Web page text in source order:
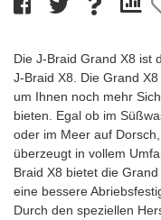
Die J-Braid Grand X8 ist
J-Braid X8. Die Grand
um Ihnen noch mehr
bieten. Egal ob im
oder im Meer auf
überzeugt in vollem
Braid X8 bietet die
eine bessere
Durch den speziellen